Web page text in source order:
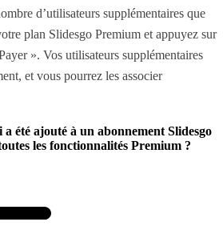
d’utilisateurs supplémentaires que
plan Slidesgo Premium et appuyez sur
». Vos utilisateurs supplémentaires
et vous pourrez les associer
été ajouté à un abonnement Slidesgo
les fonctionnalités Premium ?